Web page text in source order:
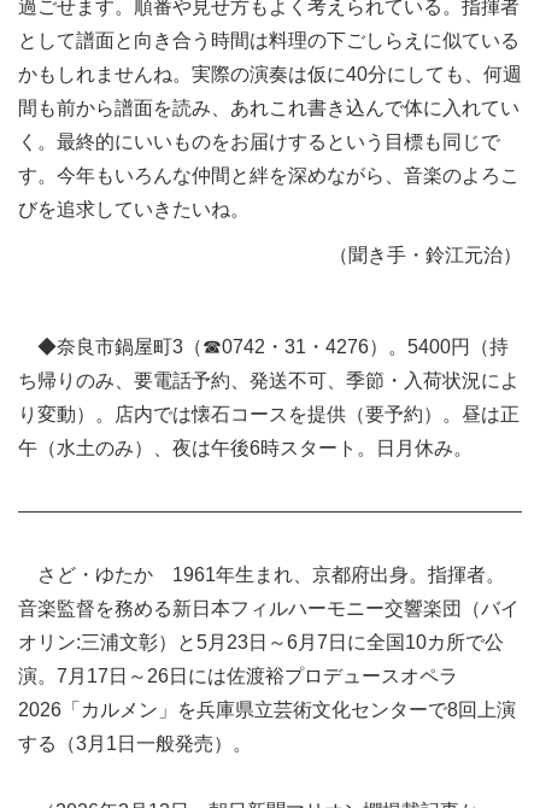
過ごせます。順番や見せ方もよく考えられている。指揮者
として譜面と向き合う時間は料理の下ごしらえに似ている
かもしれませんね。実際の演奏は仮に40分にしても、何週
間も前から譜面を読み、あれこれ書き込んで体に入れてい
く。最終的にいいものをお届けするという目標も同じで
す。今年もいろんな仲間と絆を深めながら、音楽のよろこ
びを追求していきたいね。
（聞き手・鈴江元治）
◆奈良市鍋屋町3（☎0742・31・4276）。5400円（持
ち帰りのみ、要電話予約、発送不可、季節・入荷状況によ
り変動）。店内では懐石コースを提供（要予約）。昼は正
午（水土のみ）、夜は午後6時スタート。日月休み。
さど・ゆたか 1961年生まれ、京都府出身。指揮者。
音楽監督を務める新日本フィルハーモニー交響楽団（バイ
オリン:三浦文彰）と5月23日～6月7日に全国10カ所で公
演。7月17日～26日には佐渡裕プロデュースオペラ
2026「カルメン」を兵庫県立芸術文化センターで8回上演
する（3月1日一般発売）。